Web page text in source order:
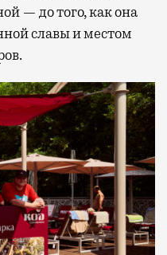
— до того, как она
славы и местом